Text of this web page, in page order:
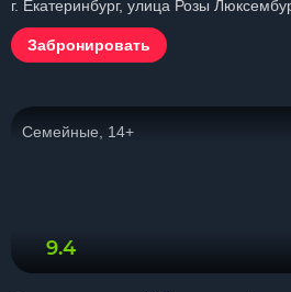
г. Екатеринбург, улица Розы
Забронировать
Семейные, 14+
9.4